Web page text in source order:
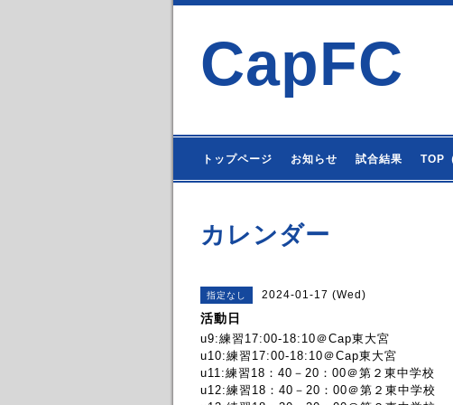
CapFC
トップページ お知らせ 試合結果 TOP
カレンダー
指定なし 2024-01-17 (Wed)
活動日
u9:練習17:00-18:10＠Cap東大宮
u10:練習17:00-18:10＠Cap東大宮
u11:練習18：40－20：00＠第２東中学校
u12:練習18：40－20：00＠第２東中学校